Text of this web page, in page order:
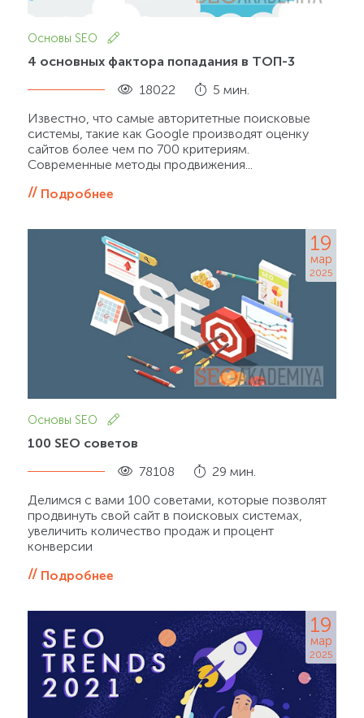
Основы SEO
4 основных фактора попадания в ТОП-3
18022 5 мин.
Известно, что самые авторитетные поисковые
системы, такие как Google производят оценку
сайтов более чем по 700 критериям.
Современные методы продвижения...
Подробнее
19
мар
2025
Основы SEO
100 SEO советов
78108 29 мин.
Делимся с вами 100 советами, которые позволят
продвинуть свой сайт в поисковых системах,
увеличить количество продаж и процент
конверсии
Подробнее
19
мар
2025